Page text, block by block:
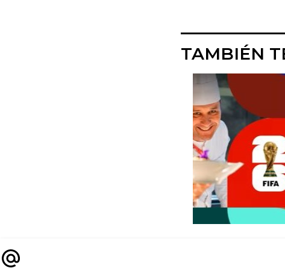
TAMBIÉN